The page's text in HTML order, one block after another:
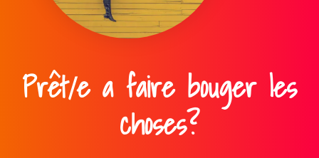
Prêt/e a faire bouger les
choses?